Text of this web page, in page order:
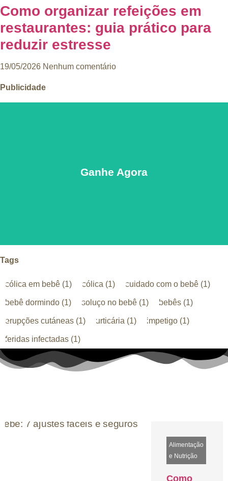
Como organizar refeições em
restaurantes: guia prático para
reduzir estresse
19/05/2026 Nenhum comentário
Publicidade
Ganhe Agora
PEGAR OS CUPÕES
Tags
cólica em bebê (1) cólica (1) cuidado com o bebê (1)
bebê dormindo (1) soluço no bebê (1) bebês (1)
erupções cutáneas (1) urticária (1) impetigo (1)
feridas infectadas (1)
Alimentação
e Nutrição
Como